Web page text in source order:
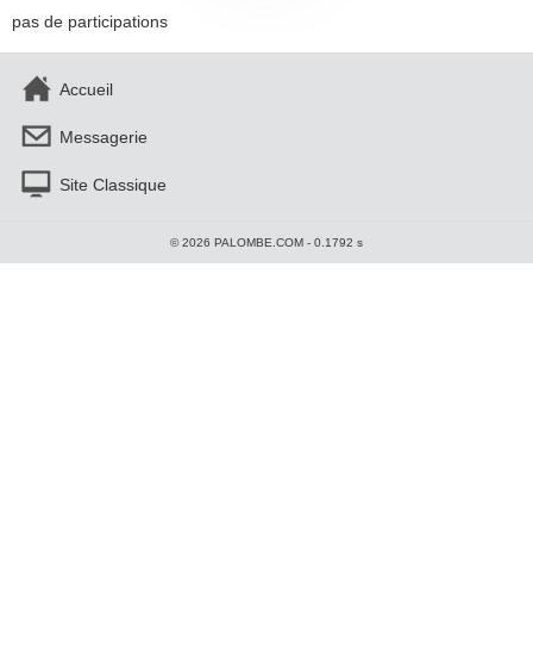
pas de participations
Accueil
Messagerie
Site Classique
© 2026 PALOMBE.COM - 0.1792 s